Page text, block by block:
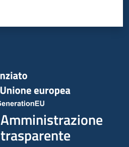
Amministrazione
trasparente